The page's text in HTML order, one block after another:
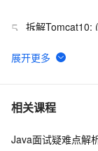
5 拆解Tomcat10:
6
IDEA + 通义灵
7 IDEA上运行Flink
8 Java学习之路
相关课程
Java面试疑难点解